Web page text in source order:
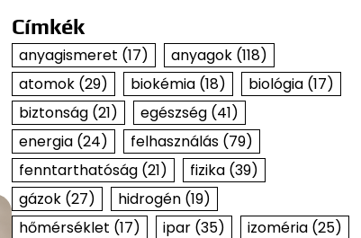
Címkék
anyagismeret (17) anyagok(118)
atomok(29) biokémia(18) biológia(17)
biztonság(21) egészség(41)
energia(24) felhasználás(79)
fenntarthatóság(21) fizika(39)
gázok(27) hidrogén(19)
hőmérséklet (17) ipar(35) izoméria(25)